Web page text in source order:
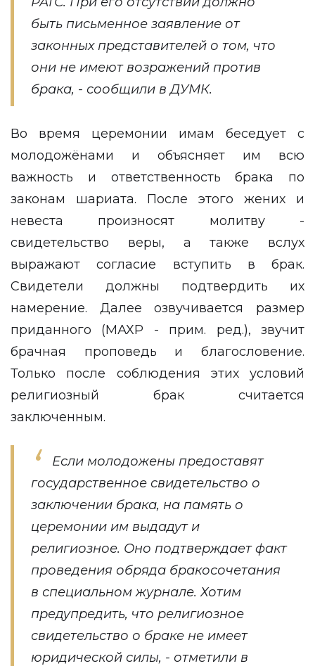
быть письменное заявление от
законных представителей о том, что
они не имеют возражений против
брака, - сообщили в ДУМК.
Во время церемонии имам беседует с
молодожёнами и объясняет им всю
важность и ответственность брака по
законам шариата. После этого жених и
невеста произносят молитву -
свидетельство веры, а также вслух
выражают согласие вступить в брак.
Свидетели должны подтвердить их
намерение. Далее озвучивается размер
приданного (МАХР - прим. ред.), звучит
брачная проповедь и благословение.
Только после соблюдения этих условий
религиозный брак считается
заключенным.
Если молодожены предоставят
государственное свидетельство о
заключении брака, на память о
церемонии им выдадут и
религиозное. Оно подтверждает факт
проведения обряда бракосочетания
в специальном журнале. Хотим
предупредить, что религиозное
свидетельство о браке не имеет
юридической силы, - отметили в